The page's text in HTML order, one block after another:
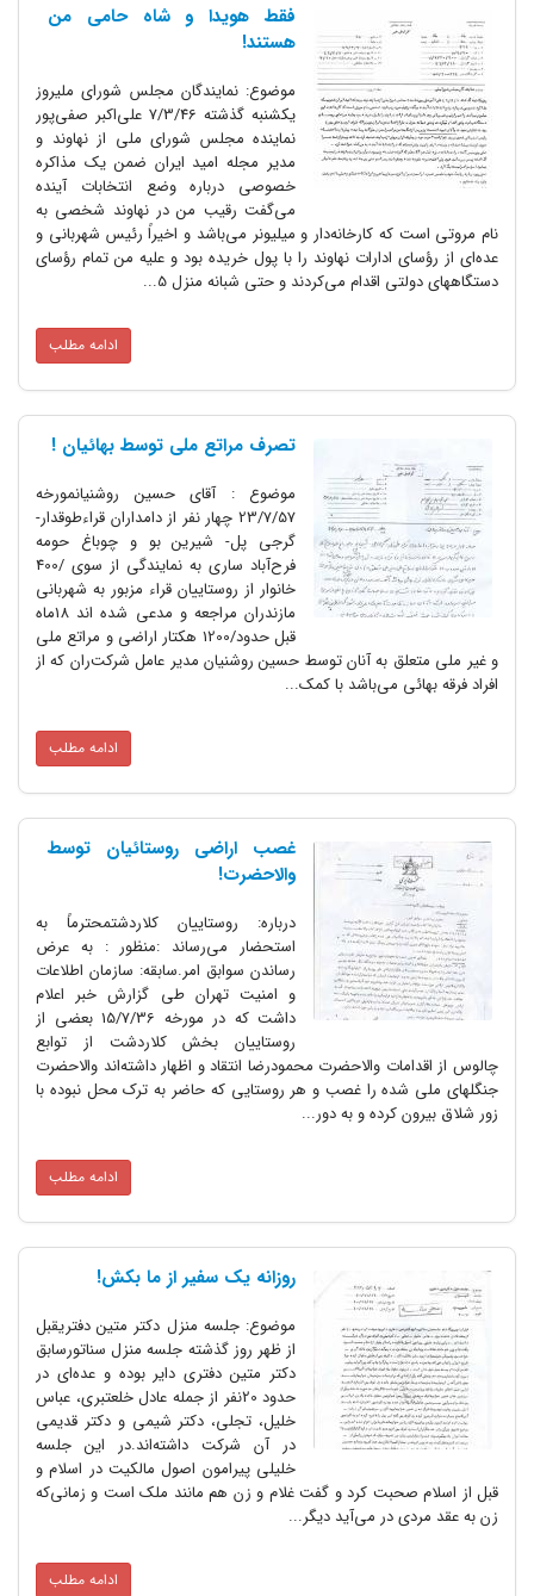
فقط هویدا و شاه حامی من
هستند!
موضوع: نمایندگان مجلس شورای ملیروز
یکشنبه گذشته 7/3/46 علی‌اکبر صفی‌پور
نماینده مجلس شورای ملی از نهاوند و
مدیر مجله امید ایران ضمن یک مذاکره
خصوصی درباره وضع انتخابات آینده
می‌گفت رقیب من در نهاوند شخصی به
نام مروتی است که کارخانه‌دار و میلیونر می‌باشد و اخیراً رئیس شهربانی و
عده‌ای از رؤسای ادارات نهاوند را با پول خریده بود و علیه من تمام رؤسای
دستگاههای دولتی اقدام می‌کردند و حتی شبانه منزل 5...
ادامه مطلب
تصرف مراتع ملی توسط بهائیان !
موضوع : آقای حسین روشنیانمورخه
23/7/57 چهار نفر از دامداران قراءطوقدار-
گرجی پل- شیرین بو و چوباغ حومه
فرح‌آباد ساری به نمایندگی از سوی /400
خانوار از روستاییان قراء مزبور به شهربانی
مازندران مراجعه و مدعی شده اند 18ماه
قبل حدود/1200 هکتار اراضی و مراتع ملی
و غیر ملی متعلق به آنان توسط حسین روشنیان مدیر عامل شرکت‌ران که از
افراد فرقه بهائی می‌باشد با کمک...
ادامه مطلب
غصب اراضی روستائیان توسط
والاحضرت!
درباره: روستاییان کلاردشتمحترماً به
استحضار می‌رساند :منظور : به عرض
رساندن سوابق امر.سابقه: سازمان اطلاعات
و امنیت تهران طی گزارش خبر اعلام
داشت که در مورخه 15/7/36 بعضی از
روستاییان بخش کلاردشت از توابع
چالوس از اقدامات والاحضرت محمودرضا انتقاد و اظهار داشته‌اند والا‌حضرت
جنگلهای ملی شده را غصب و هر روستایی که حاضر به ترک محل نبوده با
زور شلاق بیرون کرده و به دور...
ادامه مطلب
روزانه یک سفیر از ما بکش!
موضوع: جلسه منزل دکتر متین دفتریقبل
از ظهر روز گذشته جلسه منزل سناتورسابق
دکتر متین دفتری دایر بوده و عده‌ای در
حدود 20نفر از جمله عادل خلعتبری، عباس
خلیل، تجلی، دکتر شیمی و دکتر قدیمی
در آن شرکت داشته‌اند.در این جلسه
خلیلی پیرامون اصول مالکیت در اسلام و
قبل از اسلام صحبت کرد و گفت غلام و زن هم مانند ملک است و زمانی‌که
زن به عقد مردی در می‌آید دیگر...
ادامه مطلب